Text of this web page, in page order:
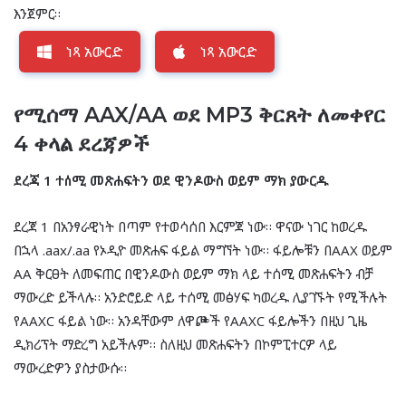
እንጀምር።
ነጻ አውርድ ነጻ አውርድ
የሚሰማ AAX/AA ወደ MP3 ቅርጸት ለመቀየር
4 ቀላል ደረጃዎች
ደረጃ 1 ተሰሚ መጽሐፍትን ወደ ዊንዶውስ ወይም ማክ ያውርዱ
ደረጃ 1 በአንፃራዊነት በጣም የተወሳሰበ እርምጃ ነው። ዋናው ነገር ከወረዱ
በኋላ .aax/.aa የኦዲዮ መጽሐፍ ፋይል ማግኘት ነው። ፋይሎቹን በAAX ወይም
AA ቅርፀት ለመፍጠር በዊንዶውስ ወይም ማክ ላይ ተሰሚ መጽሐፍትን ብቻ
ማውረድ ይችላሉ። አንድሮይድ ላይ ተሰሚ መፅሃፍ ካወረዱ ሊያገኙት የሚችሉት
የAAXC ፋይል ነው። አንዳቸውም ለዋጮች የAAXC ፋይሎችን በዚህ ጊዜ
ዲክሪፕት ማድረግ አይችሉም። ስለዚህ መጽሐፍትን በኮምፒተርዎ ላይ
ማውረድዎን ያስታውሱ።